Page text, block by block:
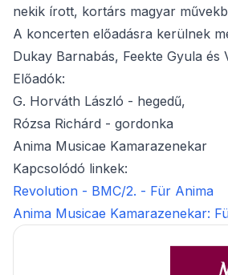
nekik írott, kortárs magyar
A koncerten előadásra kerülnek
Dukay Barnabás, Feekte Gyula és
Előadók:
G. Horváth László - hegedű,
Rózsa Richárd - gordonka
Anima Musicae Kamarazenekar
Kapcsolódó linkek:
Revolution - BMC/2. - Für Anima
Anima Musicae Kamarazenekar: